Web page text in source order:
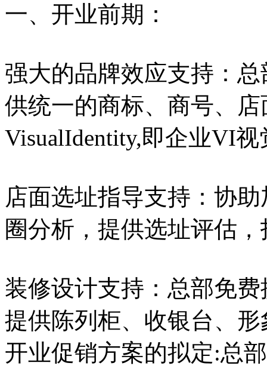
一、开业前期：
强大的品牌效应支持：
供统一的商标、商号、
VisualIdentity,即企业VI
店面选址指导支持：协
圈分析，提供选址评估
装修设计支持：总部免
提供陈列柜、收银台、
开业促销方案的拟定:总